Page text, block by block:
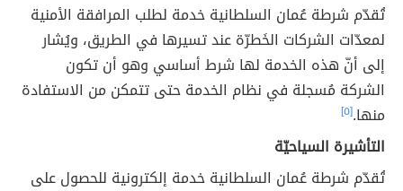
تُقدّم شرطة عُمان السلطانية خدمة لطلب المرافقة الأمنية
لمعدّات الشركات الخَطرّة عند تسيرها في الطريق، ويُشار
إلى أنّ هذه الخدمة لها شرط أساسي وهو أن تكون
الشركة مُسجلة في نظام الخدمة حتى تتمكن من الاستفادة
منها.[٥]
التأشيرة السياحيّة
تُقدّم شرطة عُمان السلطانية خدمة إلكترونية للحصول على